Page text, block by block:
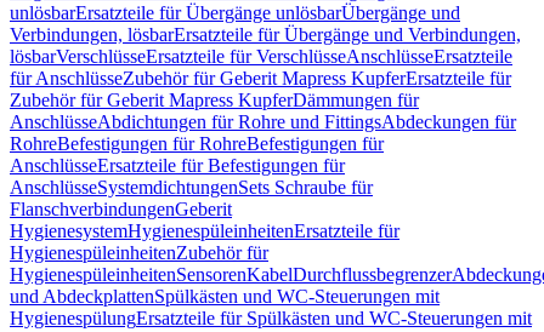
unlösbarErsatzteile für Übergänge unlösbarÜbergänge und
Verbindungen, lösbarErsatzteile für Übergänge und Verbindungen,
lösbarVerschlüsseErsatzteile für VerschlüsseAnschlüsseErsatzteile
für AnschlüsseZubehör für Geberit Mapress KupferErsatzteile für
Zubehör für Geberit Mapress KupferDämmungen für
AnschlüsseAbdichtungen für Rohre und FittingsAbdeckungen für
RohreBefestigungen für RohreBefestigungen für
AnschlüsseErsatzteile für Befestigungen für
AnschlüsseSystemdichtungenSets Schraube für
FlanschverbindungenGeberit
HygienesystemHygienespüleinheitenErsatzteile für
HygienespüleinheitenZubehör für
HygienespüleinheitenSensorenKabelDurchflussbegrenzer
und AbdeckplattenSpülkästen und WC-Steuerungen mit
HygienespülungErsatzteile für Spülkästen und WC-Steuerungen mit